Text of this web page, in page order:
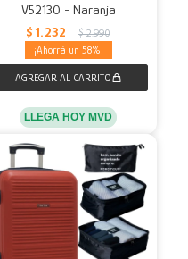
V52130 - Naranja
$ 1.232 $ 2.990
58
LLEGA HOY MVD